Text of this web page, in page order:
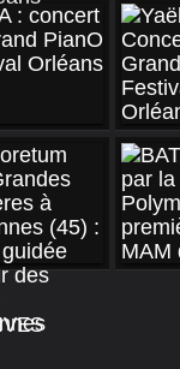
vous des